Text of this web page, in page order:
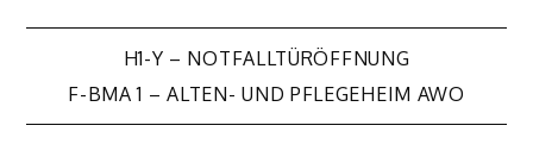
Beitragsnavigation
H1-Y – NOTFALLTÜRÖFFNUNG
F-BMA 1 – ALTEN- UND PFLEGEHEIM AWO